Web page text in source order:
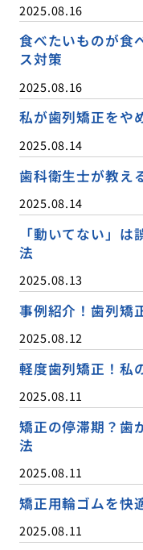
2025.08.16
食べたいものが食
ス対策
2025.08.16
私が歯列矯正をや
2025.08.14
歯科衛生士が教え
2025.08.14
「動いてない」
法
2025.08.13
事例紹介！歯列矯
2025.08.12
軽度歯列矯正！私
2025.08.11
矯正の停滞期？歯
法
2025.08.11
矯正用輪ゴムを快
2025.08.11